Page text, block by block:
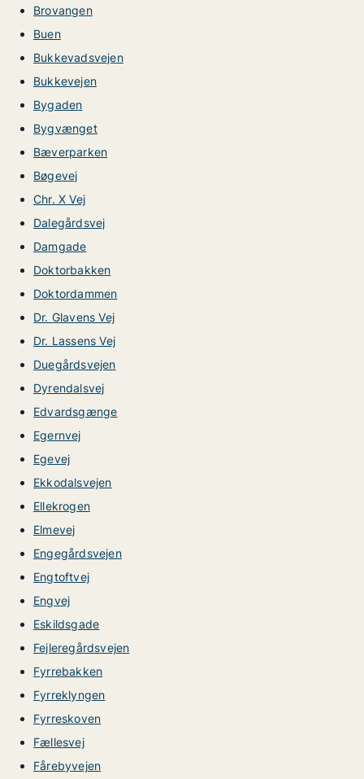
Brovangen
Buen
Bukkevadsvejen
Bukkevejen
Bygaden
Bygvænget
Bæverparken
Bøgevej
Chr. X Vej
Dalegårdsvej
Damgade
Doktorbakken
Doktordammen
Dr. Glavens Vej
Dr. Lassens Vej
Duegårdsvejen
Dyrendalsvej
Edvardsgænge
Egernvej
Egevej
Ekkodalsvejen
Ellekrogen
Elmevej
Engegårdsvejen
Engtoftvej
Engvej
Eskildsgade
Fejleregårdsvejen
Fyrrebakken
Fyrreklyngen
Fyrreskoven
Fællesvej
Fårebyvejen